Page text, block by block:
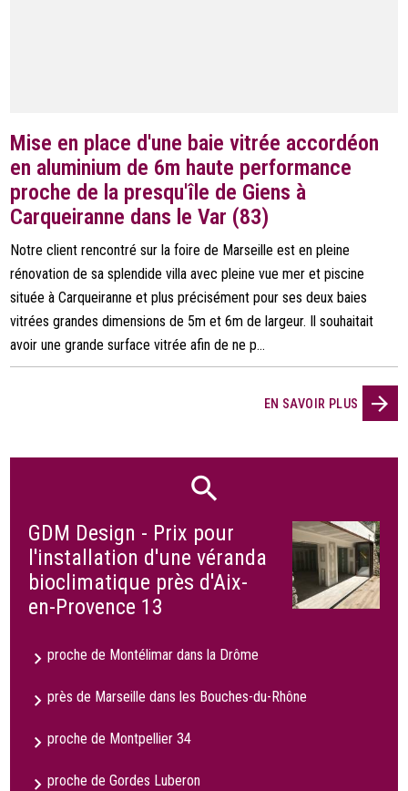
Mise en place d'une baie vitrée accordéon
en aluminium de 6m haute performance
proche de la presqu'île de Giens à
Carqueiranne dans le Var (83)
Notre client rencontré sur la foire de Marseille est en pleine
rénovation de sa splendide villa avec pleine vue mer et piscine
située à Carqueiranne et plus précisément pour ses deux baies
vitrées grandes dimensions de 5m et 6m de largeur. Il souhaitait
avoir une grande surface vitrée afin de ne p...
EN SAVOIR PLUS
GDM Design - Prix pour
l'installation d'une véranda
bioclimatique près d'Aix-
en-Provence 13
proche de Montélimar dans la Drôme
près de Marseille dans les Bouches-du-Rhône
proche de Montpellier 34
proche de Gordes Luberon